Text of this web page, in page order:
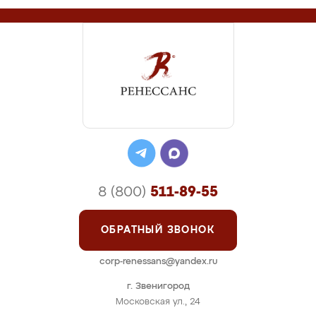
г. Звенигород
Московская ул., 24
8 (800) 511-89-55
ОБРАТНЫЙ ЗВОНОК
corp-renessans@yandex.ru